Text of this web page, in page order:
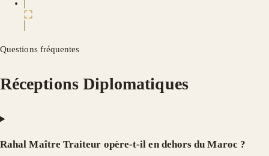
Questions fréquentes
Réceptions Diplomatiques
Rahal Maître Traiteur opère-t-il en dehors du Maroc ?